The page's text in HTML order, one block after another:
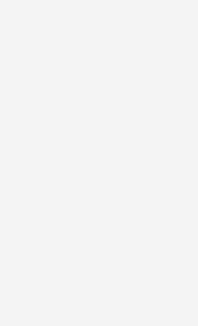
(„Eimer voll“),
die Wärme direkt in
Eimer mit 60 °C
oder Heizen
von über 50 %
riesige